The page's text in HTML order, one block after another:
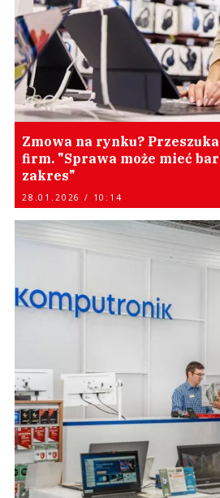
Zmowa na rynku?
firm. "Sprawa może mieć
zakres"
28.01.2026 / 10:14